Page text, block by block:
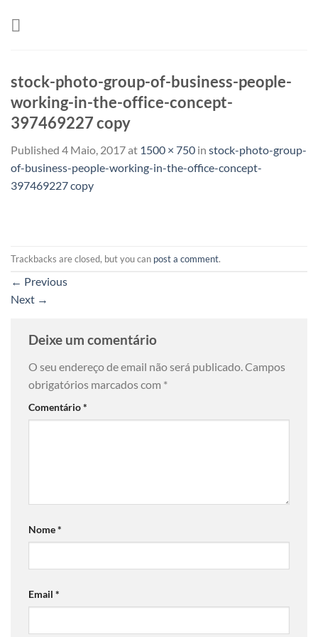
stock-photo-group-of-business-people-
working-in-the-office-concept-
397469227 copy
Published 4 Maio, 2017at 1500 × 750 in stock-photo-group-
of-business-people-working-in-the-office-concept-
397469227 copy
Trackbacks are closed, but you can post a comment.
← Previous
Next →
Deixe um comentário
O seu endereço de email não será publicado.Campos
obrigatórios marcados com *
Comentário*
Nome*
Email *